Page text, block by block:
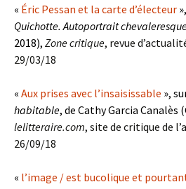
« Éric Pessan et la carte d’électeur
Quichotte. Autoportrait
2018), Zone critique, revue
29/03/18
« Aux prises avec l’insaisissable »,
habitable, de Cathy Garcia Canalès
lelitteraire.com, site de critique de
26/09/18
« l’image / est bucolique et